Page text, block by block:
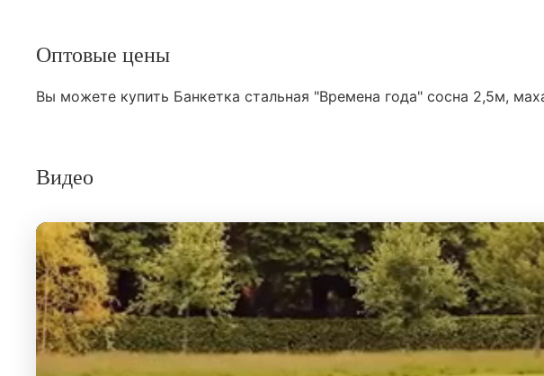
Оптовые цены
Вы можете купить Банкетка стальная "Времена года" сосна 2,5м,
Видео